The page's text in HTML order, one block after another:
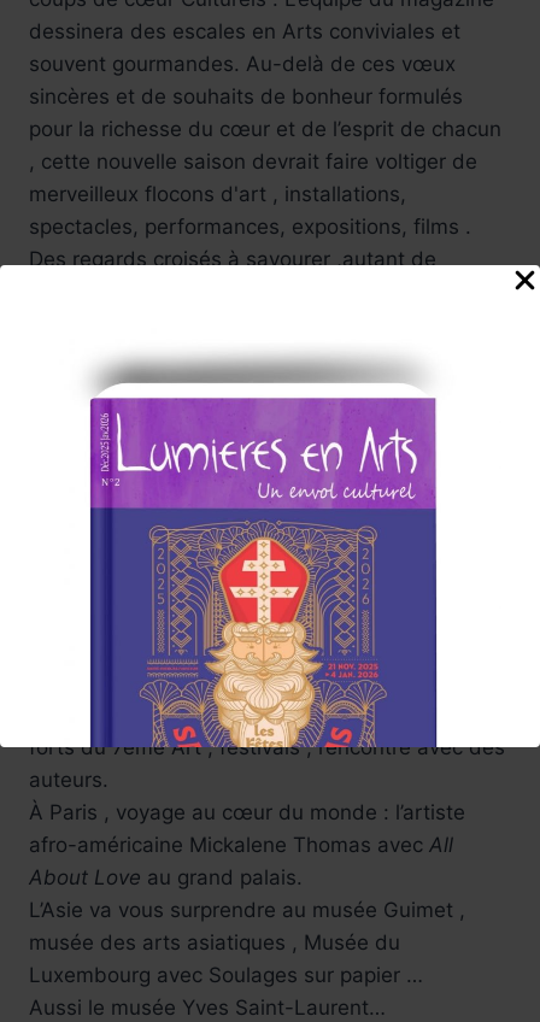
Réservez !
dessinera des escales en Arts conviviales et
souvent gourmandes. Au-delà de ces vœux
sincères et de souhaits de bonheur formulés
pour la richesse du cœur et de l’esprit de chacun
, cette nouvelle saison devrait faire voltiger de
merveilleux flocons d'art , installations,
spectacles, performances, expositions, films .
Des regards croisés à savourer ,autant de
vous faire partager ses émotions au cœur
d’événements
avec des articles
( illustrés par de petits reportages photos et
Lumières en Arts proposera reportages, brèves,
Avant-premières. Focus, portraits… au fil des
Une année 2026 qui commence sous les
meilleures auspices , la team dévoilera des
Sélections parcours.
Parmi ses coups de cœur : Expositions, moments
forts du 7ème Art , festivals , rencontre avec des
auteurs.
À Paris , voyage au cœur du monde : l’artiste
afro-américaine Mickalene Thomas avec All
About Love au grand palais.
L’Asie va vous surprendre au musée Guimet ,
musée des arts asiatiques , Musée du
Luxembourg avec Soulages sur papier …
Aussi le musée Yves Saint-Laurent…